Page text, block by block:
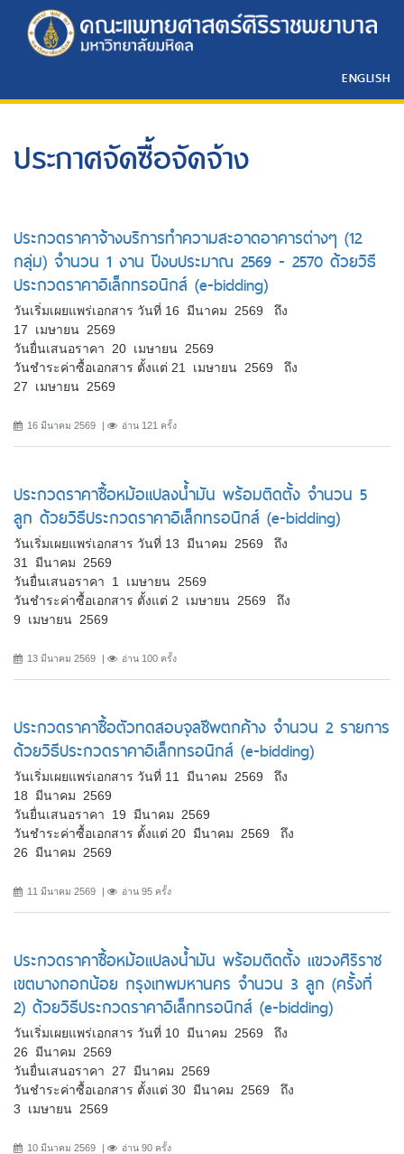
ENGLISH
ประกาศจัดซื้อจัดจ้าง
ประกวดราคาจ้างบริการทำความสะอาดอาคารต่างๆ (12
กลุ่ม) จำนวน 1 งาน ปีงบประมาณ 2569 - 2570 ด้วยวิธี
ประกวดราคาอิเล็กทรอนิกส์ (e-bidding)
วันเริ่มเผยแพร่เอกสาร วันที่ 16 มีนาคม 2569 ถึง
17 เมษายน 2569
วันยื่นเสนอราคา 20 เมษายน 2569
วันชำระค่าซื้อเอกสาร ตั้งแต่ 21 เมษายน 2569 ถึง
27 เมษายน 2569
16 มีนาคม 2569 อ่าน 121 ครั้ง
ประกวดราคาซื้อหม้อแปลงน้ำมัน พร้อมติดตั้ง จำนวน 5
ลูก ด้วยวิธีประกวดราคาอิเล็กทรอนิกส์ (e-bidding)
วันเริ่มเผยแพร่เอกสาร วันที่ 13 มีนาคม 2569 ถึง
31 มีนาคม 2569
วันยื่นเสนอราคา 1 เมษายน 2569
วันชำระค่าซื้อเอกสาร ตั้งแต่ 2 เมษายน 2569 ถึง
9 เมษายน 2569
13 มีนาคม 2569 อ่าน 100 ครั้ง
ประกวดราคาซื้อตัวทดสอบจุลชีพตกค้าง จำนวน 2 รายการ
ด้วยวิธีประกวดราคาอิเล็กทรอนิกส์ (e-bidding)
วันเริ่มเผยแพร่เอกสาร วันที่ 11 มีนาคม 2569 ถึง
18 มีนาคม 2569
วันยื่นเสนอราคา 19 มีนาคม 2569
วันชำระค่าซื้อเอกสาร ตั้งแต่ 20 มีนาคม 2569 ถึง
26 มีนาคม 2569
11 มีนาคม 2569 อ่าน 95 ครั้ง
ประกวดราคาซื้อหม้อแปลงน้ำมัน พร้อมติดตั้ง แขวงศิริราช
เขตบางกอกน้อย กรุงเทพมหานคร จำนวน 3 ลูก (ครั้งที่
2) ด้วยวิธีประกวดราคาอิเล็กทรอนิกส์ (e-bidding)
วันเริ่มเผยแพร่เอกสาร วันที่ 10 มีนาคม 2569 ถึง
26 มีนาคม 2569
วันยื่นเสนอราคา 27 มีนาคม 2569
วันชำระค่าซื้อเอกสาร ตั้งแต่ 30 มีนาคม 2569 ถึง
3 เมษายน 2569
10 มีนาคม 2569 อ่าน 90 ครั้ง